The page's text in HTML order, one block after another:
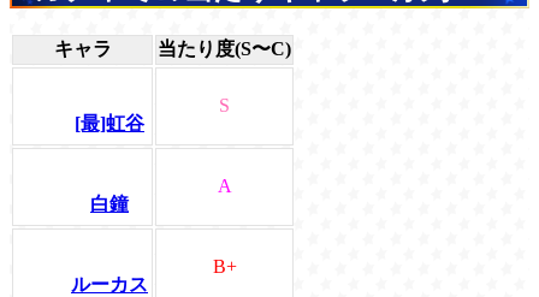
キャラ 当たり度(S〜C)
[最]虹谷
S
白鐘
A
ルーカス
B+